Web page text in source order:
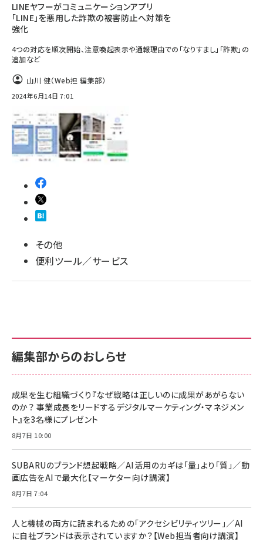
LINEヤフーがコミュニケーションアプリ
「LINE」を悪用した詐欺の被害防止へ対策を
強化
4つの対応を順次開始、注意喚起表示や通報理由での「なりすまし」「詐欺」の
追加など
山川 健（Web担 編集部）
2024年6月14日 7:01
その他
便利ツール／サービス
編集部からのおしらせ
成果を生む組織づくり『なぜ戦略は正しいのに成果があがらない
のか？ 事業成長をリードするデジタルマーケティング・マネジメン
ト』を3名様にプレゼント
8月7日 10:00
SUBARUのブランド想起戦略／AI活用のカギは「量」より「質」／動
画広告をAIで最大化【マーケター向け講演】
8月7日 7:04
人と機械の両方に読まれるための「アクセシビリティツリー」／AI
に自社ブランドは表示されていますか？【Web担当者向け講演】